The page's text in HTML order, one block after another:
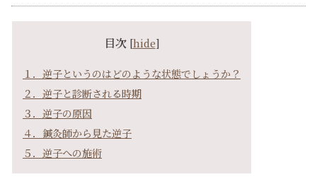
目次 [hide]
１．逆子というのはどのような状態でしょうか？
２．逆子と診断される時期
３．逆子の原因
４．鍼灸師から見た逆子
５．逆子への施術